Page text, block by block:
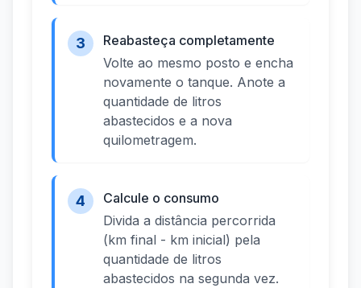
3
Reabasteça completamente
Volte ao mesmo posto e encha
novamente o tanque. Anote a
quantidade de litros
abastecidos e a nova
quilometragem.
4
Calcule o consumo
Divida a distância percorrida
(km final - km inicial) pela
quantidade de litros
abastecidos na segunda vez.